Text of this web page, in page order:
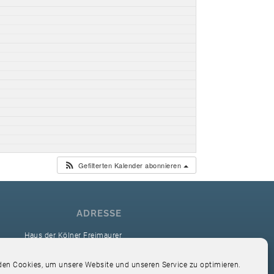
Cookies, um unsere Website und unseren Service zu optimieren.
Gefilterten Kalender abonnieren
ADRESSE
Haus der Kölner Freimaurer
Hardefuststr. 9